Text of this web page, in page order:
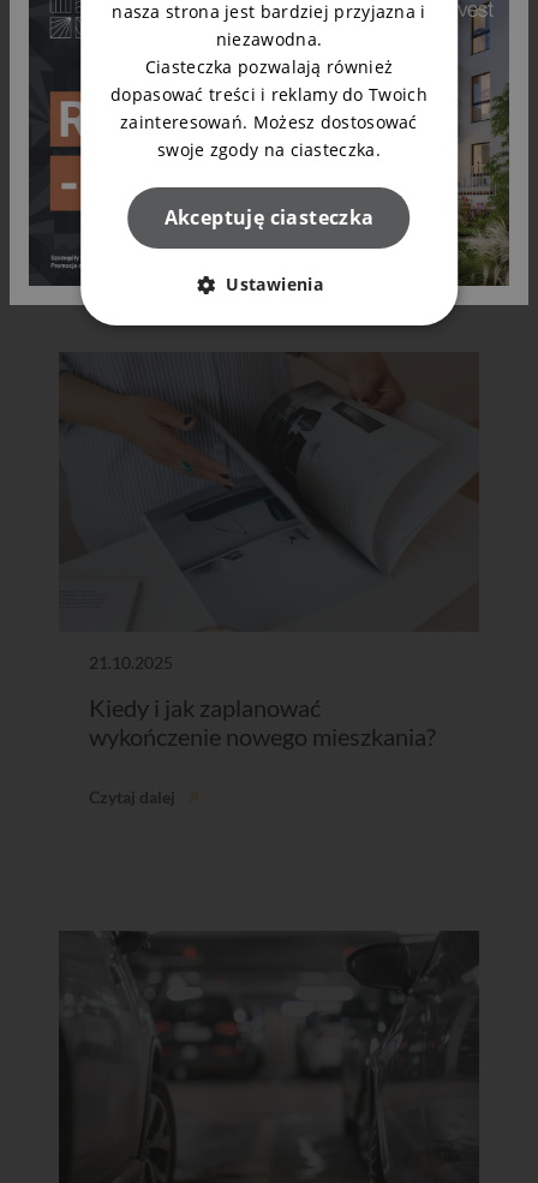
10.11.2025
Duże mieszkanie w Bydgoszczy czy
dom pod miastem?
Czytaj dalej
21.10.2025
Kiedy i jak zaplanować
wykończenie nowego mieszkania?
Czytaj dalej
nasza strona jest bardziej przyjazna i
niezawodna.
Ciasteczka pozwalają również
dopasować treści i reklamy do Twoich
zainteresowań. Możesz dostosować
swoje zgody na ciasteczka.
Akceptuję ciasteczka
Ustawienia